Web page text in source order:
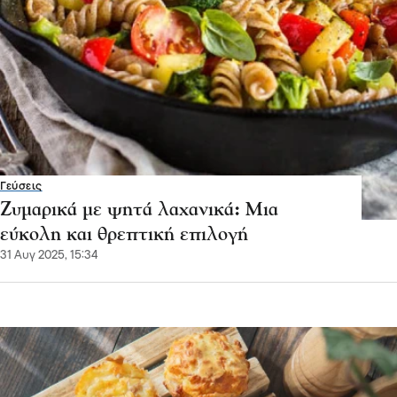
Γεύσεις
Ζυμαρικά με ψητά λαχανικά: Μια
εύκολη και θρεπτική επιλογή
31 Αυγ 2025, 15:34